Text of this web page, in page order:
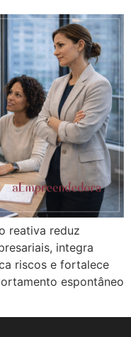
reativa reduz
integra
riscos e fortalece
espontâneo